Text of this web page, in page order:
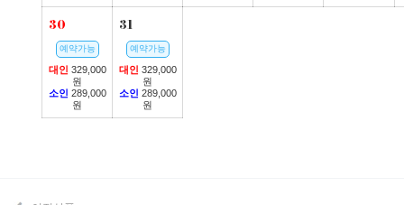
30
예약가능
대인 329,000
원
소인 289,000
원
31
예약가능
대인 329,000
원
소인 289,000
원